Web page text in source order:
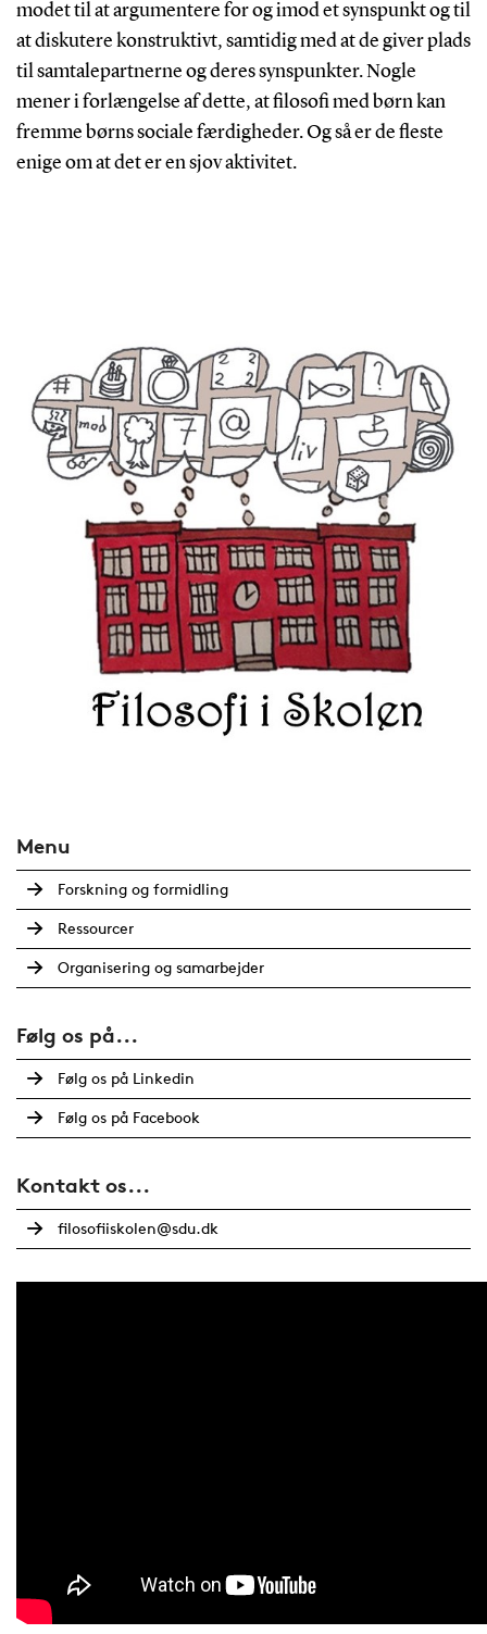
modet til at argumentere for og imod et synspunkt og til
at diskutere konstruktivt, samtidig med at de giver plads
til samtalepartnerne og deres synspunkter. Nogle
mener i forlængelse af dette, at filosofi med børn kan
fremme børns sociale færdigheder. Og så er de fleste
enige om at det er en sjov aktivitet.
Menu
Forskning og formidling
Ressourcer
Organisering og samarbejder
Følg os på...
Følg os på Linkedin
Følg os på Facebook
Kontakt os...
filosofiiskolen@sdu.dk